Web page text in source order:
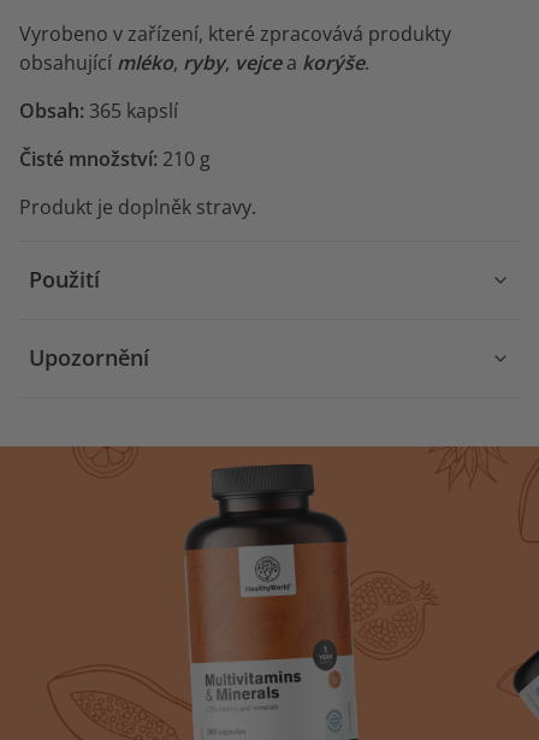
Vyrobeno v zařízení, které zpracovává produkty
obsahující mléko, ryby, vejcea korýše.
Obsah: 365 kapslí
Čisté množství: 210 g
Produkt je doplněk stravy.
Použití
Upozornění